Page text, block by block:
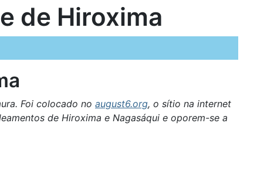
de Hiroxima
Foi colocado no august6.org, o sítio na internet
de Hiroxima e Nagasáqui e oporem-se a